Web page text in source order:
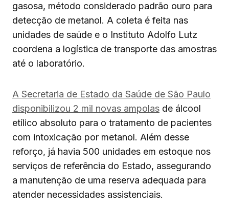
gasosa, método considerado padrão ouro para
detecção de metanol. A coleta é feita nas
unidades de saúde e o Instituto Adolfo Lutz
coordena a logística de transporte das amostras
até o laboratório.
A Secretaria de Estado da Saúde de São Paulo
disponibilizou 2 mil novas ampolas de álcool
etílico absoluto para o tratamento de pacientes
com intoxicação por metanol. Além desse
reforço, já havia 500 unidades em estoque nos
serviços de referência do Estado, assegurando
a manutenção de uma reserva adequada para
atender necessidades assistenciais.